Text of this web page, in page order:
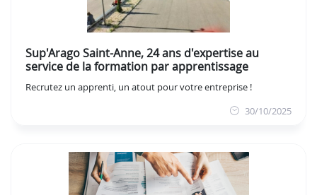
Sup'Arago Saint-Anne, 24 ans d'expertise au
service de la formation par apprentissage
Recrutez un apprenti, un atout pour votre entreprise !
30/10/2025